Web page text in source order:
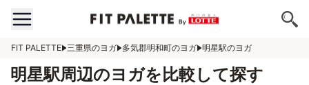
FIT PALETTE 三重県のヨガ 多気郡明和町のヨガ 明星駅のヨガ
明星駅周辺のヨガを比較して探す